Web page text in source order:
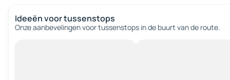
Ideeën voor tussenstops
Onze aanbevelingen voor tussenstops in de buurt van de route.